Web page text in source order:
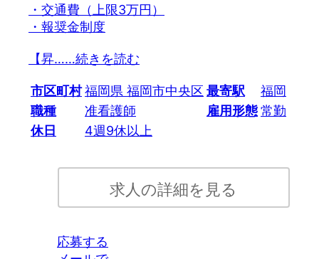
・交通費（上限3万円）
・報奨金制度
【昇……続きを読む
市区町村福岡県 福岡市中央区 最寄駅
福岡
職種
准看護師 雇用形態常勤
休日
4週9休以上
求人の詳細を見る
応募する